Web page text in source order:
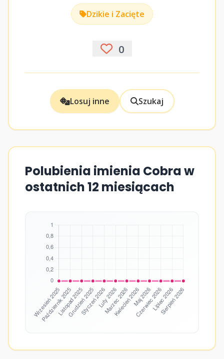
Dzikie i Zacięte
0
Losuj inne Szukaj
Polubienia imienia Cobra w
ostatnich 12 miesiącach